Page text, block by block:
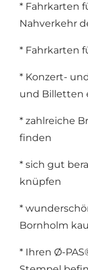
* Fahrkarten
Nahverkehr
* Fahrkarten
* Konzert-
und Billetten
* zahlreiche
finden
* sich gut
knüpfen
*
Bornholm
* Ihren Ø-